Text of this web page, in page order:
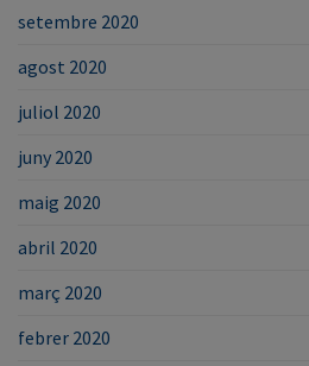
setembre 2020
agost 2020
juliol 2020
juny 2020
maig 2020
abril 2020
març 2020
febrer 2020